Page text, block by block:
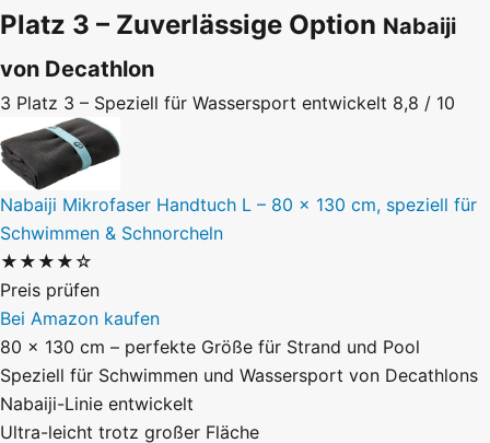
Platz 3 – Zuverlässige Option Nabaiji
von Decathlon
3 Platz 3 – Speziell für Wassersport entwickelt 8,8 / 10
Nabaiji Mikrofaser Handtuch L – 80 × 130 cm, speziell für
Schwimmen & Schnorcheln
★★★★☆
Preis prüfen
Bei Amazon kaufen
80 × 130 cm – perfekte Größe für Strand und Pool
Speziell für Schwimmen und Wassersport von Decathlons
Nabaiji-Linie entwickelt
Ultra-leicht trotz großer Fläche